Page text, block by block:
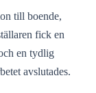
till boende,
fick en
en tydlig
avslutades.